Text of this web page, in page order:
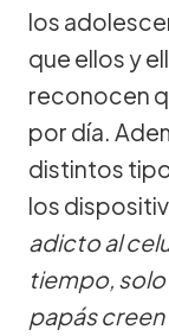
los
que ellos y
reconocen
por día.
distintos
los
adicto al
tiempo,
papás